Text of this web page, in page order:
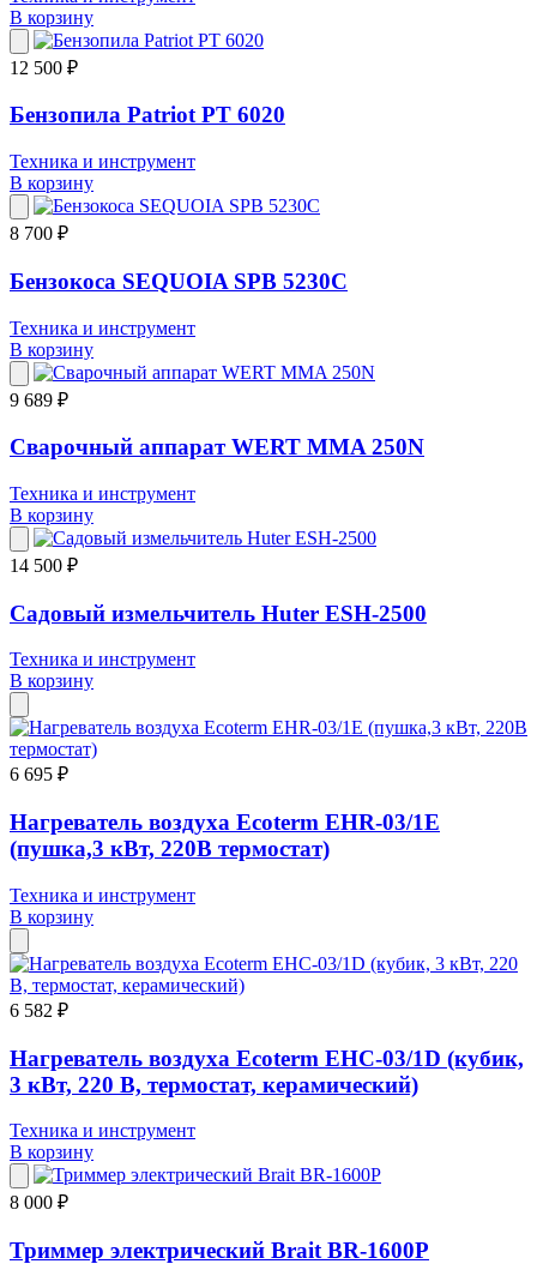
В корзину
12 500 ₽
Бензопила Patriot PT 6020
Техника и инструмент
В корзину
8 700 ₽
Бензокоса SEQUOIA SPB 5230C
Техника и инструмент
В корзину
9 689 ₽
Сварочный аппарат WERT MMA 250N
Техника и инструмент
В корзину
14 500 ₽
Садовый измельчитель Huter ESH-2500
Техника и инструмент
В корзину
6 695 ₽
Нагреватель воздуха Ecoterm ЕHR-03/1Е
(пушка,3 кВт, 220В термостат)
Техника и инструмент
В корзину
6 582 ₽
Нагреватель воздуха Ecoterm EHC-03/1D (кубик,
3 кВт, 220 В, термостат, керамический)
Техника и инструмент
В корзину
8 000 ₽
Триммер электрический Brait BR-1600P